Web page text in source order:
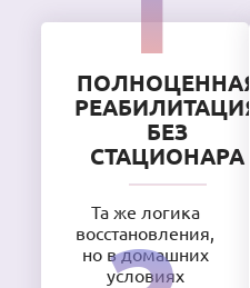
ПОЛНОЦЕННАЯ
РЕАБИЛИТАЦИЯ
БЕЗ
СТАЦИОНАРА
Та же логика
восстановления,
но в домашних
условиях